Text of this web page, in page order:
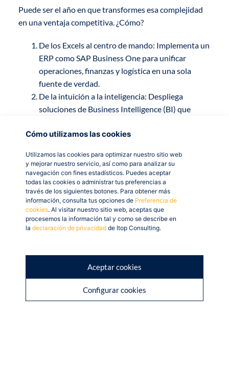
Cómo utilizamos las cookies
Utilizamos las cookies para optimizar nuestro sitio web
y mejorar nuestro servicio, así como para analizar su
navegación con fines estadísticos. Puedes aceptar
todas las cookies o administrar tus preferencias a
través de los siguientes botones. Para obtener más
información, consulta tus opciones de Preferencia de
cookies. Al visitar nuestro sitio web, aceptas que
procesemos la información tal y como se describe en
la declaración de privacidad de Itop Consulting.
Aceptar cookies
Configurar cookies
Puede ser el año en que transformes esa complejidad
en una ventaja competitiva. ¿Cómo?
De los Excels al centro de mando: Implementa un
ERP como SAP Business One para unificar
operaciones, finanzas y logística en una sola
fuente de verdad.
De la intuición a la inteligencia: Despliega
soluciones de Business Intelligence (BI) que
KPIs claros y alertas proactivas.
agentes de Inteligencia Artificial para
estandarizar tareas, priorizar flujos de trabajo y
reducir la carga operativa manual.
No se trata de añadir tecnología, sino de rediseñar tu
operación.
El objetivo es construir una empresa que funcione con